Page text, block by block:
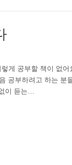
게 공부할 책이 없
공부하려고 하는 분
이 듣는…